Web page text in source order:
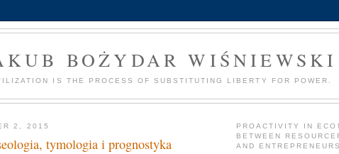
BOŻYDAR WIŚNIEWSKI
IS THE PROCESS OF SUBSTITUTING LIBERTY FOR POWER.
2, 2015
tymologia i prognostyka
PROACTIVITY IN
BETWEEN
AND